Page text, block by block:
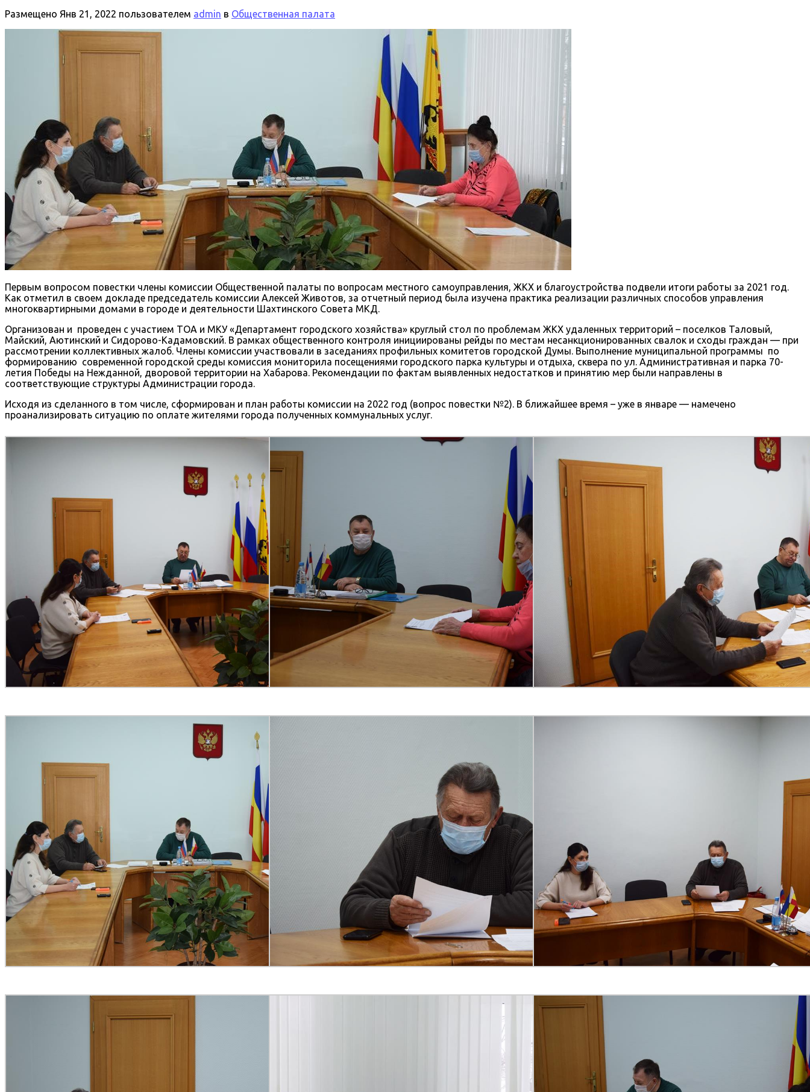
Размещено Янв 21, 2022 пользователем admin в Общественная палата
Первым вопросом повестки члены комиссии Общественной палаты по вопросам местного самоуправления, ЖКХ и благоустройства подвели итоги работы за 2021 год.
Как отметил в своем докладе председатель комиссии Алексей Животов, за отчетный период была изучена практика реализации различных способов управления
многоквартирными домами в городе и деятельности Шахтинского Совета МКД.
Организован и проведен с участием ТОА и МКУ «Департамент городского хозяйства» круглый стол по проблемам ЖКХ удаленных территорий – поселков Таловый,
Майский, Аютинский и Сидорово-Кадамовский. В рамках общественного контроля инициированы рейды по местам несанкционированных свалок и сходы граждан — при
рассмотрении коллективных жалоб. Члены комиссии участвовали в заседаниях профильных комитетов городской Думы. Выполнение муниципальной программы по
формированию современной городской среды комиссия мониторила посещениями городского парка культуры и отдыха, сквера по ул. Административная и парка 70-
летия Победы на Нежданной, дворовой территории на Хабарова. Рекомендации по фактам выявленных недостатков и принятию мер были направлены в
соответствующие структуры Администрации города.
Исходя из сделанного в том числе, сформирован и план работы комиссии на 2022 год (вопрос повестки №2). В ближайшее время – уже в январе — намечено
проанализировать ситуацию по оплате жителями города полученных коммунальных услуг.